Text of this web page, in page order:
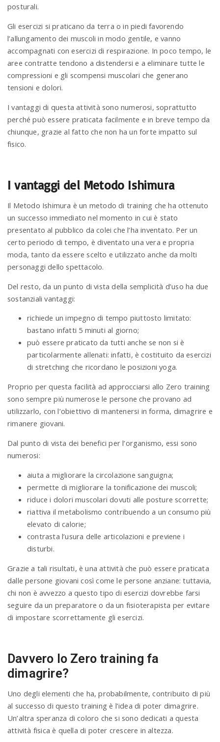
posturali.
Gli esercizi si praticano da terra o in piedi favorendo
l’allungamento dei muscoli in modo gentile, e vanno
accompagnati con esercizi di respirazione. In poco tempo, le
aree contratte tendono a distendersi e a eliminare tutte le
compressioni e gli scompensi muscolari che generano
tensioni e dolori.
I vantaggi di questa attività sono numerosi, soprattutto
perché può essere praticata facilmente e in breve tempo da
chiunque, grazie al fatto che non ha un forte impatto sul
fisico.
I vantaggi del Metodo Ishimura
Il Metodo Ishimura è un metodo di training che ha ottenuto
un successo immediato nel momento in cui è stato
presentato al pubblico da colei che l’ha inventato. Per un
certo periodo di tempo, è diventato una vera e propria
moda, tanto da essere scelto e utilizzato anche da molti
personaggi dello spettacolo.
Del resto, da un punto di vista della semplicità d’uso ha due
sostanziali vantaggi:
richiede un impegno di tempo piuttosto limitato:
bastano infatti 5 minuti al giorno;
può essere praticato da tutti anche se non si è
particolarmente allenati: infatti, è costituito da esercizi
di stretching che ricordano le posizioni yoga.
Proprio per questa facilità ad approcciarsi allo Zero training
sono sempre più numerose le persone che provano ad
utilizzarlo, con l’obiettivo di mantenersi in forma, dimagrire e
rimanere giovani.
Dal punto di vista dei benefici per l’organismo, essi sono
numerosi:
aiuta a migliorare la circolazione sanguigna;
permette di migliorare la tonificazione dei muscoli;
riduce i dolori muscolari dovuti alle posture scorrette;
riattiva il metabolismo contribuendo a un consumo più
elevato di calorie;
contrasta l’usura delle articolazioni e previene i
disturbi.
Grazie a tali risultati, è una attività che può essere praticata
dalle persone giovani così come le persone anziane: tuttavia,
chi non è avvezzo a questo tipo di esercizi dovrebbe farsi
seguire da un preparatore o da un fisioterapista per evitare
di impostare scorrettamente gli esercizi.
Davvero lo Zero training fa
dimagrire?
Uno degli elementi che ha, probabilmente, contribuito di più
al successo di questo training è l’idea di poter dimagrire.
Un’altra speranza di coloro che si sono dedicati a questa
attività fisica è quella di poter crescere in altezza.